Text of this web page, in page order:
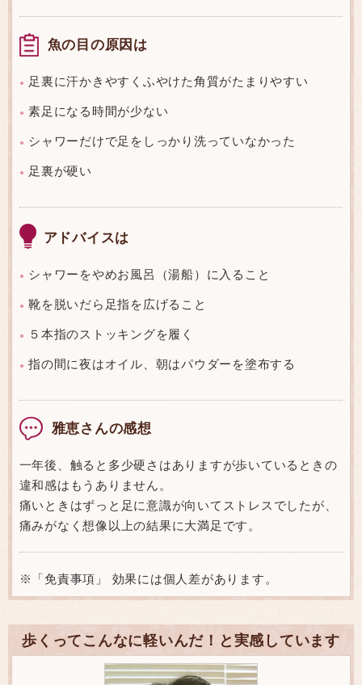
魚の目の原因は
● 足裏に汗かきやすくふやけた角質がたまりやすい
● 素足になる時間が少ない
● シャワーだけで足をしっかり洗っていなかった
● 足裏が硬い
アドバイスは
● シャワーをやめお風呂（湯船）に入ること
● 靴を脱いだら足指を広げること
● ５本指のストッキングを履く
● 指の間に夜はオイル、朝はパウダーを塗布する
雅恵さんの感想
一年後、触ると多少硬さはありますが歩いているときの
違和感はもうありません。
痛いときはずっと足に意識が向いてストレスでしたが、
痛みがなく想像以上の結果に大満足です。
※「免責事項」 効果には個人差があります。
歩くってこんなに軽いんだ！と実感しています